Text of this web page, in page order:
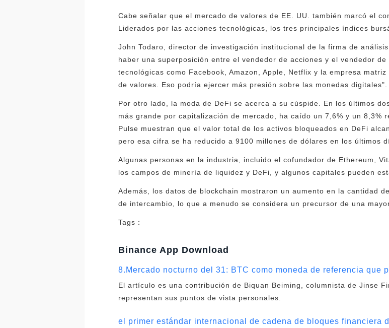
Cabe señalar que el mercado de valores de EE. UU. también marcó el
Liderados por las acciones tecnológicas, los tres principales índices
John Todaro, director de investigación institucional de la firma de
haber una superposición entre el vendedor de acciones y el vendedor
tecnológicas como Facebook, Amazon, Apple, Netflix y la empresa
de valores. Eso podría ejercer más presión sobre las monedas digitales".
Por otro lado, la moda de DeFi se acerca a su cúspide. En los últimos
más grande por capitalización de mercado, ha caído un 7,6% y un 8,3%
Pulse muestran que el valor total de los activos bloqueados en DeFi
pero esa cifra se ha reducido a 9100 millones de dólares en los últimos
Algunas personas en la industria, incluido el cofundador de Ethereum,
los campos de minería de liquidez y DeFi, y algunos capitales pueden
Además, los datos de blockchain mostraron un aumento en la cantidad
de intercambio, lo que a menudo se considera un precursor de una
Tags：
Binance App Download
8.Mercado nocturno del 31: BTC como moneda de referencia que
El artículo es una contribución de Biquan Beiming, columnista de Jinse
representan sus puntos de vista personales.
el primer estándar internacional de cadena de bloques financiera